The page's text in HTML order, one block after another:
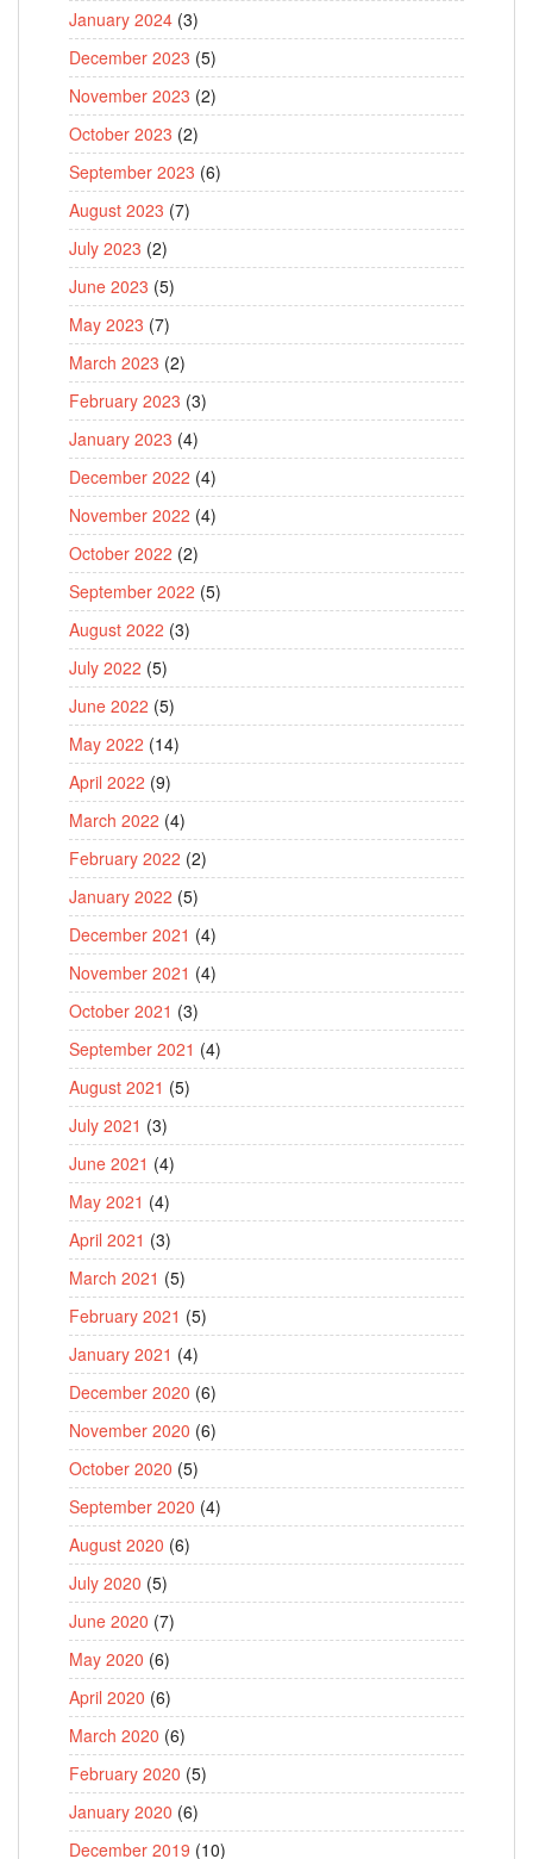
January 2024 (3)
December 2023 (5)
November 2023 (2)
October 2023 (2)
September 2023 (6)
August 2023 (7)
July 2023 (2)
June 2023 (5)
May 2023 (7)
March 2023 (2)
February 2023 (3)
January 2023 (4)
December 2022 (4)
November 2022 (4)
October 2022 (2)
September 2022 (5)
August 2022 (3)
July 2022 (5)
June 2022 (5)
May 2022 (14)
April 2022 (9)
March 2022 (4)
February 2022 (2)
January 2022 (5)
December 2021 (4)
November 2021 (4)
October 2021 (3)
September 2021 (4)
August 2021 (5)
July 2021 (3)
June 2021 (4)
May 2021 (4)
April 2021 (3)
March 2021 (5)
February 2021 (5)
January 2021 (4)
December 2020 (6)
November 2020 (6)
October 2020 (5)
September 2020 (4)
August 2020 (6)
July 2020 (5)
June 2020 (7)
May 2020 (6)
April 2020 (6)
March 2020 (6)
February 2020 (5)
January 2020 (6)
December 2019 (10)